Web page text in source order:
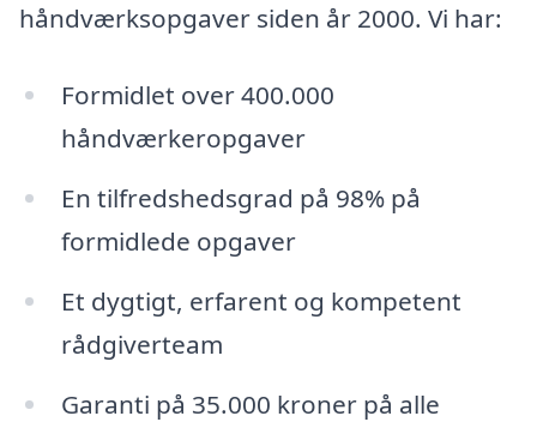
håndværksopgaver siden år 2000. Vi har:
Formidlet over 400.000
håndværkeropgaver
En tilfredshedsgrad på 98% på
formidlede opgaver
Et dygtigt, erfarent og kompetent
rådgiverteam
Garanti på 35.000 kroner på alle